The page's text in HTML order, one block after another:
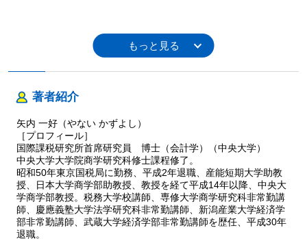
著者紹介
矢内 一好（やない かずよし）
［プロフィール］
国際課税研究所首席研究員 博士（会計学）（中央大学）
中央大学大学院商学研究科修士課程修了。
昭和50年東京国税局に勤務、平成2年退職、産能短期大学助教
授、日本大学商学部助教授、教授を経て平成14年以降、中央大
学商学部教授。税務大学校講師、専修大学商学研究科非常勤講
師、慶應義塾大学法学研究科非常勤講師、新潟産業大学経済学
部非常勤講師、武蔵大学経済学部非常勤講師を歴任、平成30年
退職。